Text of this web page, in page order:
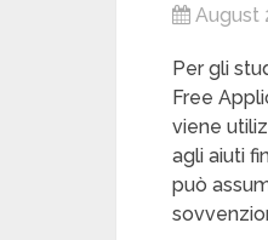
August
Per gli
Free
viene
agli aiuti
può